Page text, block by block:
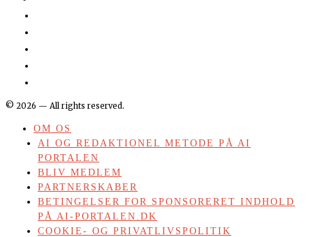
© 2026 — All rights reserved.
OM OS
AI OG REDAKTIONEL METODE PÅ AI
PORTALEN
BLIV MEDLEM
PARTNERSKABER
BETINGELSER FOR SPONSORERET INDHOLD
PÅ AI-PORTALEN.DK
COOKIE- OG PRIVATLIVSPOLITIK